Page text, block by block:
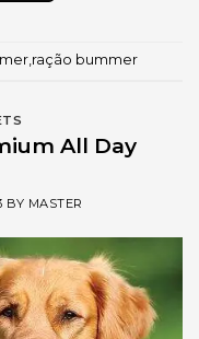
,ração bummer
All Day
BY MASTER